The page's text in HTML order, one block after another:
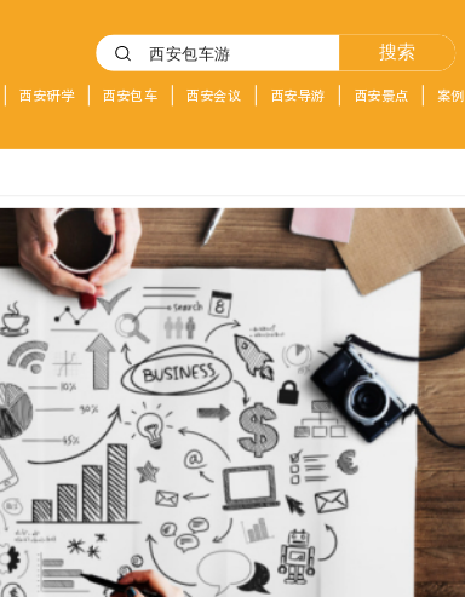
西安研学 西安包车 西安会议 西安导游 西安景点 案例
搜索